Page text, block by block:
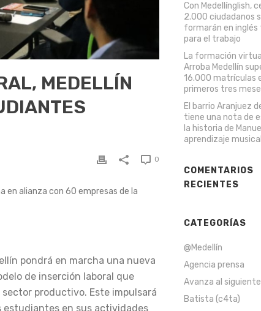
MEDELLÍN
0
en alianza con 60 empresas de la
pondrá en marcha una nueva
de inserción laboral que
productivo. Este impulsará
estudiantes en sus actividades
Con Medellínglish,
2.000 ciudadanos
formarán en inglés
para el trabajo
La formación
Arroba Medellín
16.000 matrículas
primeros tres
El barrio Aranjuez
tiene una nota de
la historia de
aprendizaje musical
COMENTARIOS
RECIENTES
CATEGORÍAS
@Medellín
Agencia prensa
Avanza al siguiente
Batista (c4ta)